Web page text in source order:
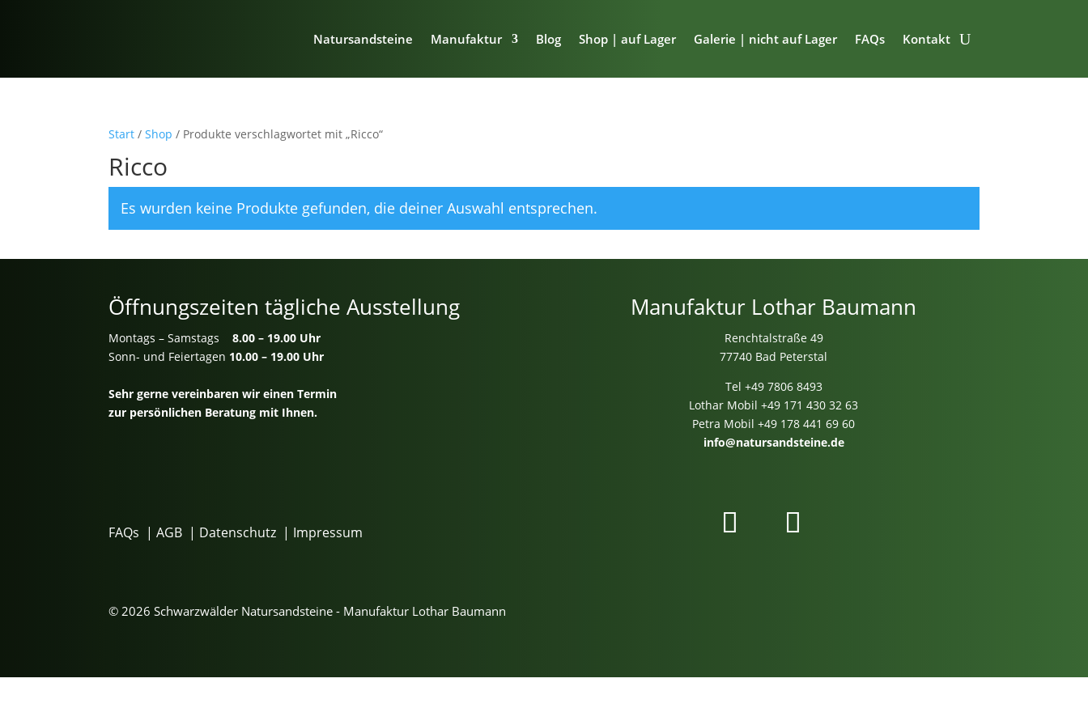
Natursandsteine Manufaktur Blog Shop | auf Lager Galerie | nicht auf Lager FAQs Kontakt
Start /Shop / Produkte verschlagwortet mit „Ricco“
Ricco
Es wurden keine Produkte gefunden, die deiner Auswahl entsprechen.
Öffnungszeiten tägliche Ausstellung
Montags – Samstags8.00 – 19.00 Uhr
Sonn- und Feiertagen 10.00 – 19.00 Uhr
Sehr gerne vereinbaren wir einen Termin
zur persönlichen Beratung mit Ihnen.
Manufaktur Lothar Baumann
Renchtalstraße 49
77740 Bad Peterstal
Tel +49 7806 8493
Lothar Mobil+49 171 430 32 63
Petra Mobil+49 178 441 69 60
info@natursandsteine.de
FAQs |AGB | Datenschutz | Impressum
© 2026 Schwarzwälder Natursandsteine - Manufaktur Lothar Baumann